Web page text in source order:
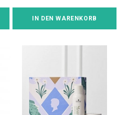
IN DEN WARENKORB